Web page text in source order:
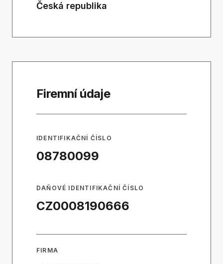
Česká republika
Firemní údaje
IDENTIFIKAČNÍ ČÍSLO
08780099
DAŇOVÉ IDENTIFIKAČNÍ ČÍSLO
CZ0008190666
FIRMA